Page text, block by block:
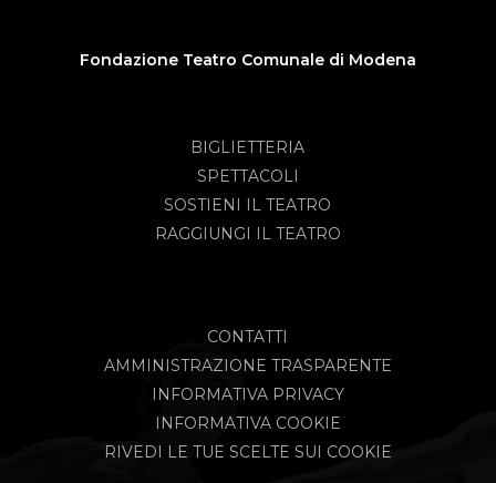
Fondazione Teatro Comunale di Modena
BIGLIETTERIA
SPETTACOLI
SOSTIENI IL TEATRO
RAGGIUNGI IL TEATRO
CONTATTI
AMMINISTRAZIONE TRASPARENTE
INFORMATIVA PRIVACY
INFORMATIVA COOKIE
RIVEDI LE TUE SCELTE SUI COOKIE